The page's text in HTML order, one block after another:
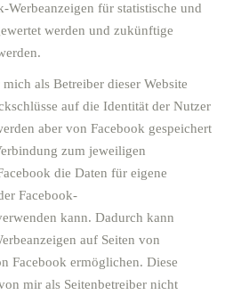
Werbeanzeigen für statistische und
werden und zukünftige
als Betreiber dieser Website
auf die Identität der Nutzer
aber von Facebook gespeichert
zum jeweiligen
die Daten für eigene
Facebook-
kann. Dadurch kann
auf Seiten von
Facebook ermöglichen. Diese
mir als Seitenbetreiber nicht